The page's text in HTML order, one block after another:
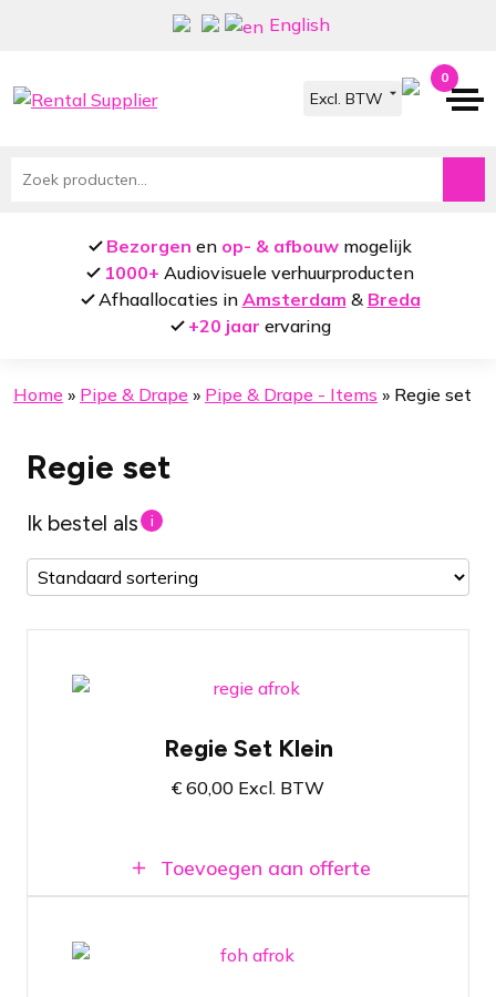
navigatie
inhoud
English
0
Zoeken
Bezorgen en op- & afbouw mogelijk
1000+ Audiovisuele verhuurproducten
Afhaallocaties in Amsterdam & Breda
+20 jaar ervaring
Home » Pipe & Drape » Pipe & Drape - Items » Regie set
Regie set
Ik bestel als i
Aanpasbare afmetingen met maximaal
180cm breedte en 120cm diepte
Zorgt voor een net afgewerkte regie
Regie Set Klein
€ 60,00 Excl. BTW
Toevoegen aan offerte